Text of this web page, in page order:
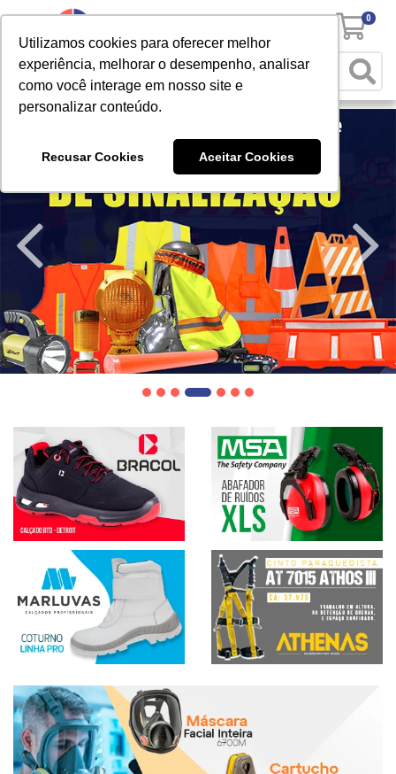
Utilizamos cookies para oferecer melhor
experiência, melhorar o desempenho, analisar
como você interage em nosso site e
personalizar conteúdo.
Recusar Cookies Aceitar Cookies
0